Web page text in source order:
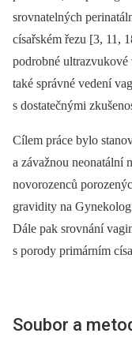
srovnatelných
císařském řezu [3, 11,
podrobné ultrazvukové
také správné vedení
s dostatečnými
Cílem práce bylo
a závažnou neonatální
novorozenců
gravidity na
Dále pak srovnání
s porody primárním
Soubor a